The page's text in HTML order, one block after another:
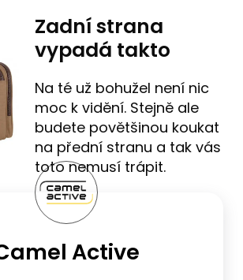
Zadní strana
vypadá takto
Na té už bohužel není nic
moc k vidění. Stejně ale
budete povětšinou koukat
na přední stranu a tak vás
toto nemusí trápit.
Active